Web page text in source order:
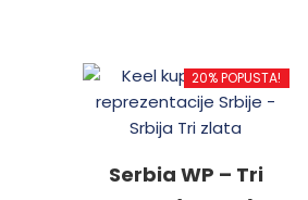
20% POPUSTA!
Serbia WP – Tri